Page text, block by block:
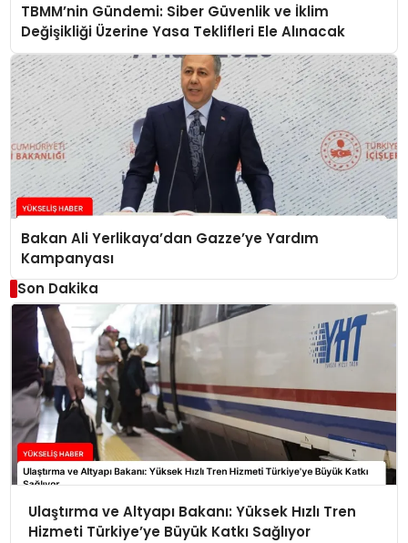
TBMM’nin Gündemi: Siber Güvenlik ve İklim
Değişikliği Üzerine Yasa Teklifleri Ele Alınacak
Bakan Ali Yerlikaya’dan Gazze’ye Yardım
Kampanyası
Son Dakika
Ulaştırma ve Altyapı Bakanı: Yüksek Hızlı Tren
Hizmeti Türkiye’ye Büyük Katkı Sağlıyor